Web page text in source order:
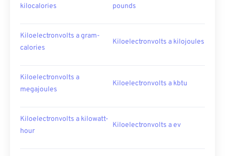
kilocalories
pounds
Kiloelectronvolts a gram-
calories
Kiloelectronvolts a kilojoules
Kiloelectronvolts a
megajoules
Kiloelectronvolts a kbtu
Kiloelectronvolts a kilowatt-
hour
Kiloelectronvolts a ev